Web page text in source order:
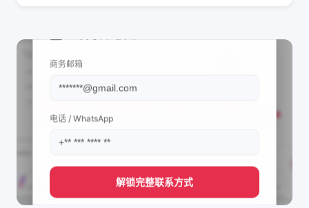
商务邮箱
电话 / WhatsApp
解锁完整联系方式